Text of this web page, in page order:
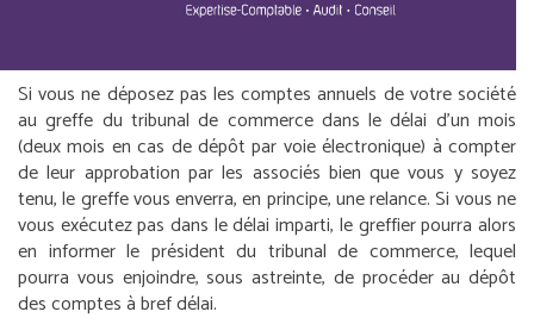
Si vous ne déposez pas les comptes annuels de votre société
au greffe du tribunal de commerce dans le délai d’un mois
(deux mois en cas de dépôt par voie électronique) à compter
de leur approbation par les associés bien que vous y soyez
tenu, le greffe vous enverra, en principe, une relance. Si vous ne
vous exécutez pas dans le délai imparti, le greffier pourra alors
en informer le président du tribunal de commerce, lequel
pourra vous enjoindre, sous astreinte, de procéder au dépôt
des comptes à bref délai.